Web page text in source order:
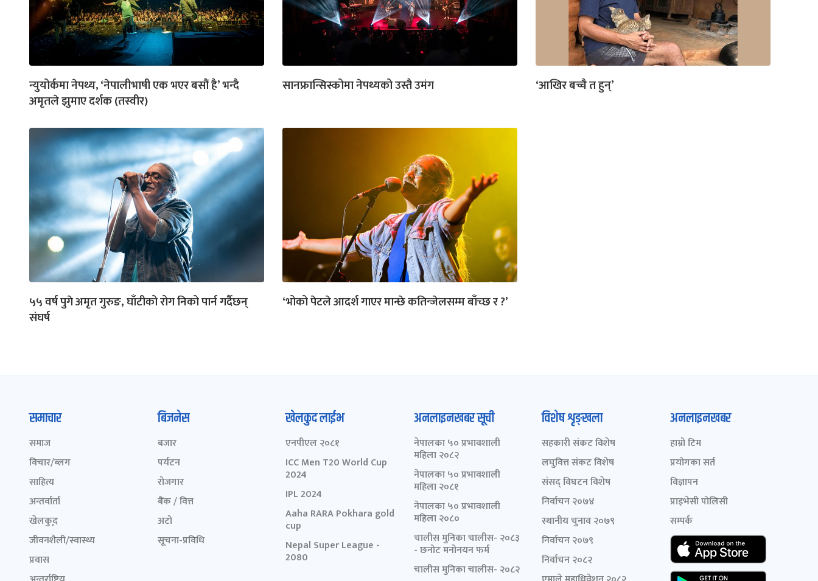
न्युयोर्कमा नेपथ्य, ‘नेपालीभाषी एक भएर बसौं है’ भन्दै
अमृतले झुमाए दर्शक (तस्वीर)
सानफ्रान्सिस्कोमा नेपथ्यको उस्तै उमंग ‘आखिर बच्चै त हुन्’
५५ वर्ष पुगे अमृत गुरुङ, घाँटीको रोग निको पार्न गर्दैछन्
संघर्ष
‘भोको पेटले आदर्श गाएर मान्छे कतिन्जेलसम्म बाँच्छ र ?’
समाचार
समाज
विचार/ब्लग
साहित्य
अन्तर्वार्ता
खेलकुद़़
जीवनशैली/स्वास्थ्य
प्रवास
बिजनेस
बजार
पर्यटन
रोजगार
बैंक / वित्त
अटो
सूचना-प्रविधि
खेलकुद लाईभ
एनपीएल २०८१
ICC Men T20 World Cup
2024
IPL 2024
Aaha RARA Pokhara gold
cup
Nepal Super League -
2080
अनलाइनखबर सूची
नेपालका ५० प्रभावशाली
महिला २०८२
नेपालका ५० प्रभावशाली
महिला २०८१
नेपालका ५० प्रभावशाली
महिला २०८०
चालीस मुनिका चालीस- २०८३
- छनोट मनोनयन फर्म
चालीस मुनिका चालीस- २०८२
विशेष शृङ्खला
सहकारी संकट विशेष
लघुवित्त संकट विशेष
संसद् विघटन विशेष
निर्वाचन २०७४
स्थानीय चुनाव २०७९
निर्वाचन २०७९
निर्वाचन २०८२
अनलाइनखबर
हाम्रो टिम
प्रयोगका सर्त
विज्ञापन
प्राइभेसी पोलिसी
सम्पर्क